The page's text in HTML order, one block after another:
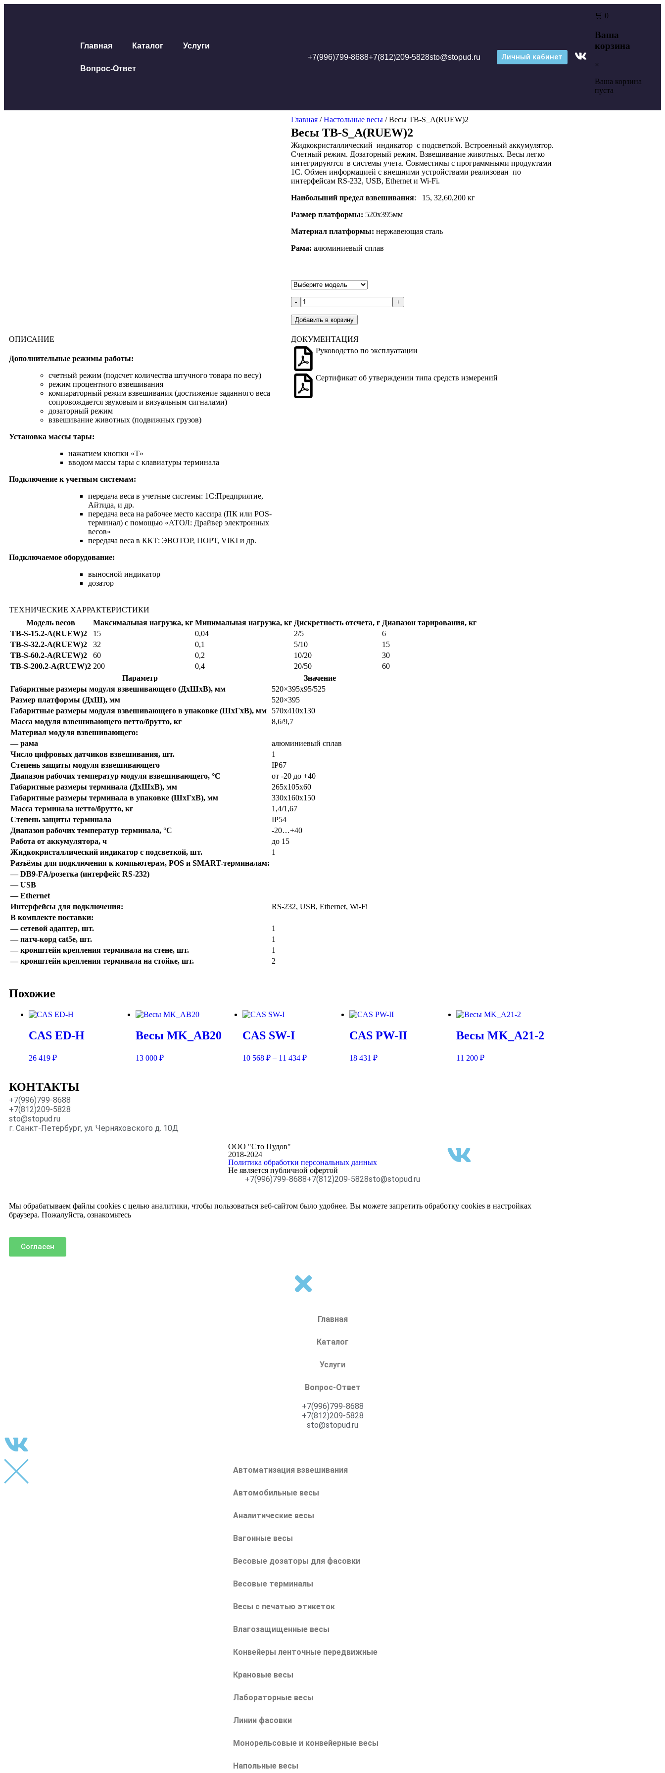
Главная Каталог Услуги
Вопрос-Ответ
+7(996)799-8688+7(812)209-5828sto@stopud.ru Личный кабинет
🛒 0
Ваша
корзина
×
Ваша корзина
пуста
Главная /Настольные весы / Весы ТВ-S_А(RUEW)2
Весы ТВ-S_А(RUEW)2
Жидкокристаллический индикатор с подсветкой. Встроенный аккумулятор.
Счетный режим. Дозаторный режим. Взвешивание животных. Весы легко
интегрируются в системы учета. Совместимы с программными продуктами
1С. Обмен информацией с внешними устройствами реализован по
интерфейсам RS-232, USB, Ethernet и Wi-Fi.
Наибольший предел взвешивания: 15, 32,60,200 кг
Размер платформы: 520х395мм
Материал платформы: нержавеющая сталь
Рама: алюминиевый сплав
- +
Добавить в корзину
ОПИСАНИЕ
Дополнительные режимы работы:
счетный режим (подсчет количества штучного товара по весу)
режим процентного взвешивания
компараторный режим взвешивания (достижение заданного веса
сопровождается звуковым и визуальным сигналами)
дозаторный режим
взвешивание животных (подвижных грузов)
Установка массы тары:
нажатием кнопки «T»
вводом массы тары с клавиатуры терминала
Подключение к учетным системам:
передача веса в учетные системы: 1С:Предприятие,
Айтида, и др.
передача веса на рабочее место кассира (ПК или POS-
терминал) с помощью «АТОЛ: Драйвер электронных
весов»
передача веса в ККТ: ЭВОТОР, ПОРТ, VIKI и др.
Подключаемое оборудование:
выносной индикатор
дозатор
ДОКУМЕНТАЦИЯ
Руководство по эксплуатации
Сертификат об утверждении типа средств измерений
ТЕХНИЧЕСКИЕ ХАРРАКТЕРИСТИКИ
Модель весов
Максимальная нагрузка, кг Минимальная нагрузка, кг Дискретность отсчета, г Диапазон тарирования, кг
TB-S-15.2-A(RUEW)2
15 0,04 2/5
6
TB-S-32.2-A(RUEW)2
32 0,1 5/10
15
TB-S-60.2-A(RUEW)2
60 0,2 10/20
30
TB-S-200.2-A(RUEW)2 200 0,4 20/50
60
Параметр
Значение
Габаритные размеры модуля взвешивающего (ДхШхВ), мм
520×395х95/525
Размер платформы (ДхШ), мм
520×395
Габаритные размеры модуля взвешивающего в упаковке (ШхГхВ), мм
570х410х130
Масса модуля взвешивающего нетто/брутто, кг
8,6/9,7
Материал модуля взвешивающего:
— рама
алюминиевый сплав
Число цифровых датчиков взвешивания, шт.
1
Степень защиты модуля взвешивающего
IP67
Диапазон рабочих температур модуля взвешивающего, °С
от -20 до +40
Габаритные размеры терминала (ДхШхВ), мм
265x105x60
Габаритные размеры терминала в упаковке (ШхГхВ), мм
330х160х150
Масса терминала нетто/брутто, кг
1,4/1,67
Степень защиты терминала
IP54
Диапазон рабочих температур терминала, °С
-20…+40
Работа от аккумулятора, ч
до 15
Жидкокристаллический индикатор с подсветкой, шт.
1
Разъёмы для подключения к компьютерам, POS и SMART-терминалам:
— DB9-FА/розетка (интерфейс RS-232)
— USB
— Ethernet
Интерфейсы для подключения:
RS-232, USB, Ethernet, Wi-Fi
В комплекте поставки:
— сетевой адаптер, шт.
1
— патч-корд cat5е, шт.
1
— кронштейн крепления терминала на стене, шт.
1
— кронштейн крепления терминала на стойке, шт.
2
Похожие
CAS ED-H
26 419 ₽
Весы MK_АВ20
13 000 ₽
CAS SW-I
10 568 ₽ – 11 434 ₽
CAS PW-II
18 431 ₽
Весы MK_A21-2
11 200 ₽
КОНТАКТЫ
+7(996)799-8688
+7(812)209-5828
sto@stopud.ru
г. Санкт-Петербург, ул. Черняховского д. 10Д
ООО "Сто Пудов"
2018-2024
Политика обработки персональных данных
Не является публичной офертой
+7(996)799-8688+7(812)209-5828sto@stopud.ru
Мы обрабатываем файлы cookies с целью аналитики, чтобы пользоваться веб-сайтом было удобнее. Вы можете запретить обработку cookies в настройках
браузера. Пожалуйста, ознакомьтесь
Согласен
Главная
Каталог
Услуги
Вопрос-Ответ
+7(996)799-8688
+7(812)209-5828
sto@stopud.ru
Автоматизация взвешивания
Автомобильные весы
Аналитические весы
Вагонные весы
Весовые дозаторы для фасовки
Весовые терминалы
Весы с печатью этикеток
Влагозащищенные весы
Конвейеры ленточные передвижные
Крановые весы
Лабораторные весы
Линии фасовки
Монорельсовые и конвейерные весы
Напольные весы